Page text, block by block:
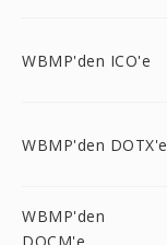
WBMP'den ICO'e
WBMP'den DOTX'e
WBMP'den